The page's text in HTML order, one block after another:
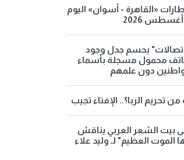
«القاهرة - أسوان» اليوم
يحسم جدل وجود
محمول مسجلة بأسماء
دون علمهم
تحريم الربا؟.. الإفتاء تجيب
بيت الشعر العربي يناقش
الموت العظيم" لـ وليد علاء